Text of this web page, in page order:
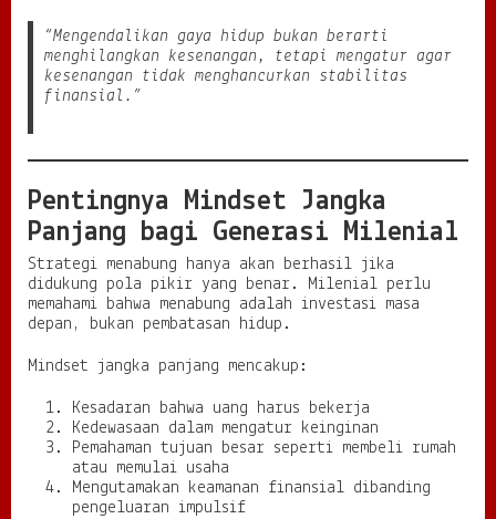
“Mengendalikan gaya hidup bukan berarti
menghilangkan kesenangan, tetapi mengatur agar
kesenangan tidak menghancurkan stabilitas
finansial.”
Pentingnya Mindset Jangka
Panjang bagi Generasi Milenial
Strategi menabung hanya akan berhasil jika
didukung pola pikir yang benar. Milenial perlu
memahami bahwa menabung adalah investasi masa
depan, bukan pembatasan hidup.
Mindset jangka panjang mencakup:
Kesadaran bahwa uang harus bekerja
Kedewasaan dalam mengatur keinginan
Pemahaman tujuan besar seperti membeli rumah
atau memulai usaha
Mengutamakan keamanan finansial dibanding
pengeluaran impulsif